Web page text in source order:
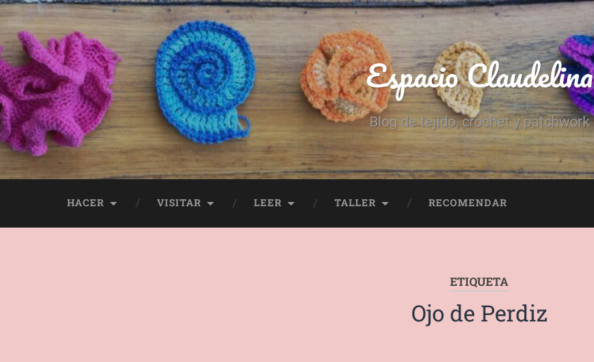
Espacio Claudelina
Blog de tejido, crochet y patchwork
HACER VISITAR LEER TALLER RECOMENDAR
ETIQUETA
Ojo de Perdiz